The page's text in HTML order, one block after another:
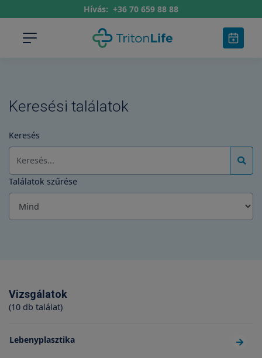
Hívás: +36 70 659 88 88
Keresési találatok
Keresés
Találatok szűrése
Vizsgálatok
(10 db találat)
Lebenyplasztika